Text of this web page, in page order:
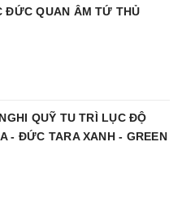
ĐỨC QUAN ÂM TỨ THỦ
QUỸ TU TRÌ LỤC ĐỘ
- ĐỨC TARA XANH - GREEN